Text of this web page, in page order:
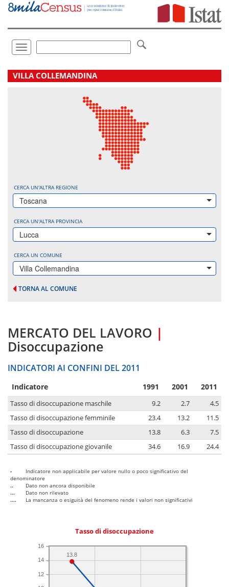
Vai
direttamente
Toggle
navigation
.
VILLA COLLEMANDINA
CERCA UN'ALTRA REGIONE
Toscana
CERCA UN'ALTRA PROVINCIA
Lucca
CERCA UN COMUNE
Villa Collemandina
TORNA AL COMUNE
MERCATO DEL LAVORO |
Disoccupazione
INDICATORI AI CONFINI DEL 2011
Indicatore 1991 2001 2011
Tasso di disoccupazione maschile 9.2 2.7
4.5
Tasso di disoccupazione femminile
23.4 13.2
11.5
Tasso di disoccupazione
13.8 6.3
7.5
Tasso di disoccupazione giovanile
34.6 16.9 24.4
-
Indicatore non applicabile per valore nullo o poco significativo del
denominatore
..
Dato non ancora disponibile
...
Dato non rilevato
....
La mancanza o esiguità del fenomeno rende i valori non significativi
Tasso di disoccupazione
12
14
16
13.8